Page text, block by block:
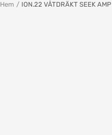
Hem ION.22 VÅTDRÄKT SEEK